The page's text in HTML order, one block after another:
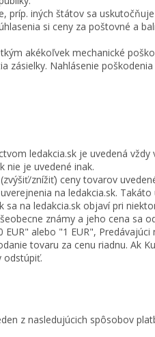
príp. iných štátov sa
si ceny za poštovné a
akékoľvek mechanické
zásielky. Nahlásenie
ledakcia.sk je uvedená vždy
nie je uvedené inak.
znížiť) ceny tovarov
na ledakcia.sk. Takáto
na ledakcia.sk objaví pri
známy a jeho cena sa
alebo "1 EUR",
tovaru za cenu riadnu. Ak
odstúpiť.
z nasledujúcich spôsobov